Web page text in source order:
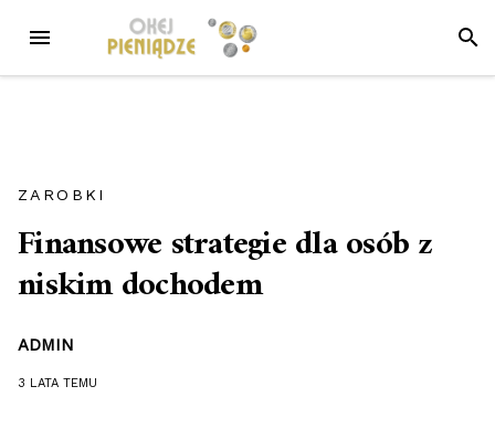
treści
MENU
ZAROBKI
Finansowe strategie dla osób z
niskim dochodem
ADMIN
3 LATA TEMU